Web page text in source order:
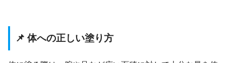
📌 体への正しい塗り方